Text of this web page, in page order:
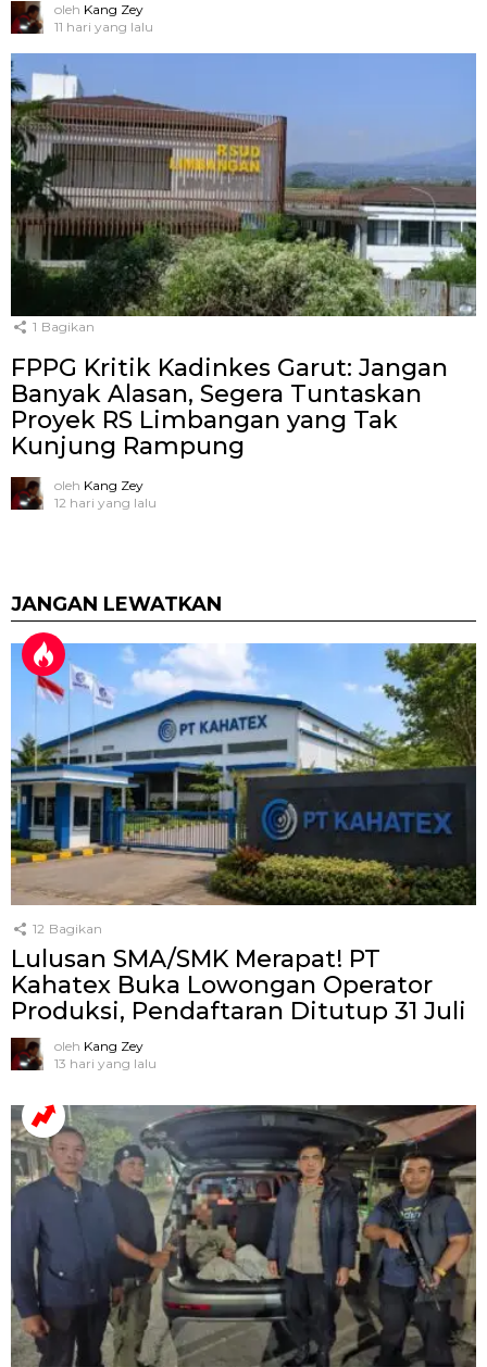
oleh Kang Zey
11 hari yang lalu
1 Bagikan
FPPG Kritik Kadinkes Garut: Jangan
Banyak Alasan, Segera Tuntaskan
Proyek RS Limbangan yang Tak
Kunjung Rampung
oleh Kang Zey
12 hari yang lalu
JANGAN LEWATKAN
12 Bagikan
Lulusan SMA/SMK Merapat! PT
Kahatex Buka Lowongan Operator
Produksi, Pendaftaran Ditutup 31 Juli
oleh Kang Zey
13 hari yang lalu